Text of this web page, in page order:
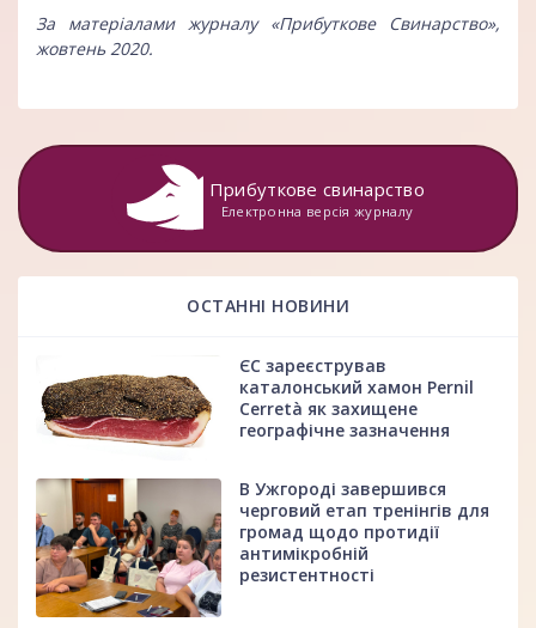
За матеріалами журналу «Прибуткове Свинарство»,
жовтень 2020.
Прибуткове свинарство
Електронна версія журналу
ОСТАННІ НОВИНИ
ЄС зареєстрував
каталонський хамон Pernil
Cerretà як захищене
географічне зазначення
В Ужгороді завершився
черговий етап тренінгів для
громад щодо протидії
антимікробній
резистентності